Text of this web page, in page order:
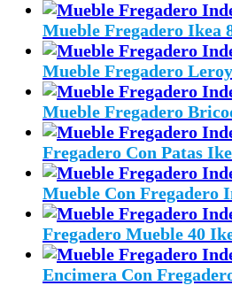
Mueble Fregadero Ikea
Mueble Fregadero
Mueble Fregadero
Fregadero Con Patas
Mueble Con Fregadero
Fregadero Mueble 40
Encimera Con